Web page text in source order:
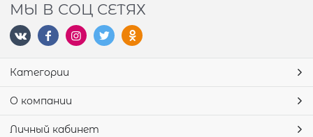
МЫ В СОЦ СЕТЯХ
Категории
О компании
Личный кабинет